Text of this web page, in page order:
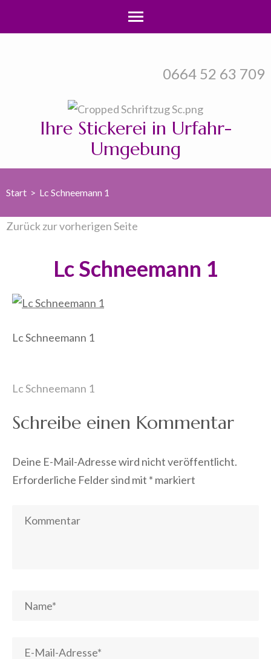
0664 52 63 709
Ihre Stickerei in Urfahr-
Umgebung
Start > Lc Schneemann 1
Zurück zur vorherigen Seite
Lc Schneemann 1
Lc Schneemann 1
Beitragsnavigation
Lc Schneemann 1
Schreibe einen Kommentar
Deine E-Mail-Adresse wird nicht veröffentlicht.
Erforderliche Felder sind mit * markiert